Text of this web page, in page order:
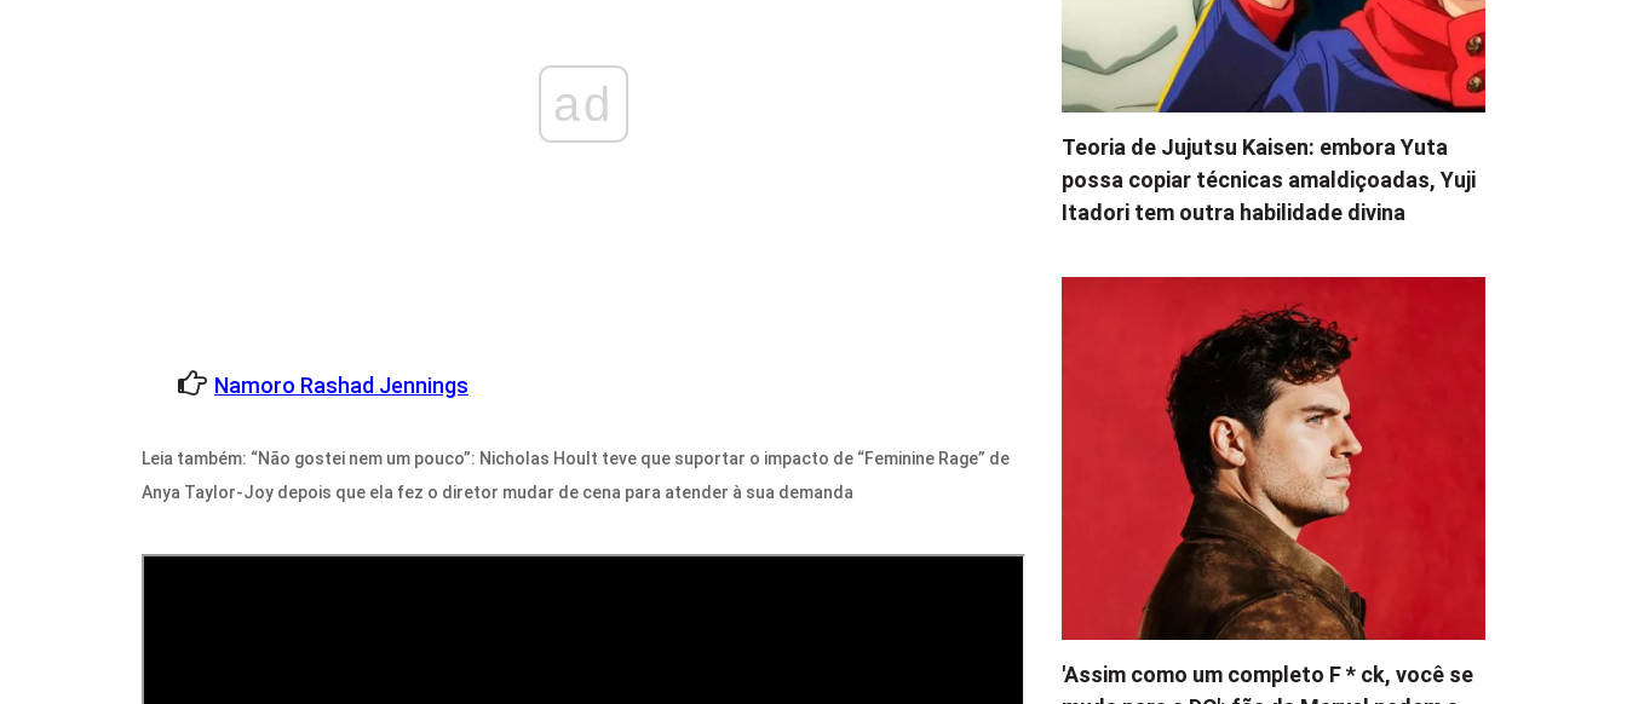
ad
Namoro Rashad Jennings
Leia também: “Não gostei nem um pouco”: Nicholas Hoult teve que suportar o impacto de “Feminine Rage” de
Anya Taylor-Joy depois que ela fez o diretor mudar de cena para atender à sua demanda
Teoria de Jujutsu Kaisen: embora Yuta
possa copiar técnicas amaldiçoadas, Yuji
Itadori tem outra habilidade divina
'Assim como um completo F * ck, você se